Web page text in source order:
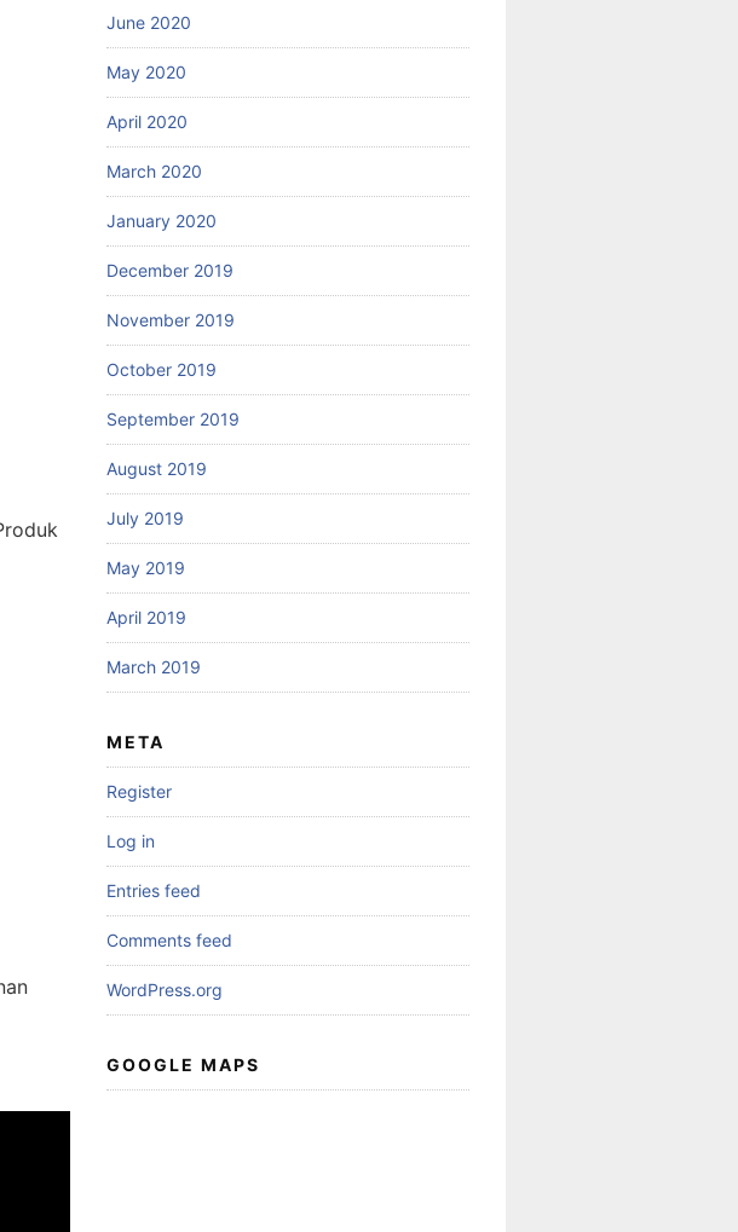
June 2020
May 2020
April 2020
March 2020
January 2020
December 2019
November 2019
October 2019
September 2019
August 2019
July 2019
May 2019
April 2019
March 2019
META
Register
Log in
Entries feed
Comments feed
WordPress.org
GOOGLE MAPS